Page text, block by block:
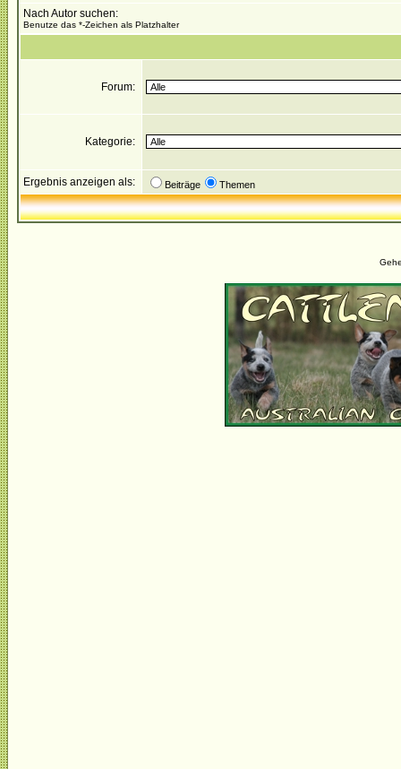
Nach Autor suchen:
Benutze das *-Zeichen als Platzhalter
Forum:
Kategorie:
Ergebnis anzeigen als: Beiträge Themen